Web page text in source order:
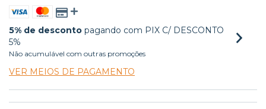
5% de desconto pagando com PIX C/ DESCONTO
5%
Não acumulável com outras promoções
VER MEIOS DE PAGAMENTO